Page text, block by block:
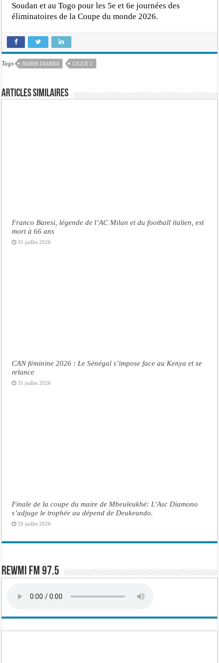
Soudan et au Togo pour les 5e et 6e journées des
éliminatoires de la Coupe du monde 2026.
Tags HABIB DIARRA LIGUE 1
Articles similaires
Franco Baresi, légende de l’AC Milan et du football italien, est
mort à 66 ans
31 juillet 2026
CAN féminine 2026 : Le Sénégal s’impose face au Kenya et se
relance
31 juillet 2026
Finale de la coupe du maire de Mbeuleukhé: L’Asc Diamono
s’adjuge le trophée au dépend de Deukeundo.
20 juillet 2026
Rewmi FM 97.5